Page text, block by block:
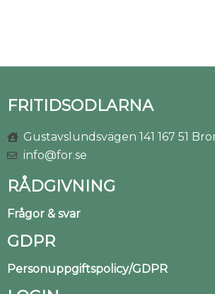
FRITIDSODLARNA
Gustavslundsvägen 141 167 51
info@for.se
RÅDGIVNING
Frågor & svar
GDPR
Personuppgiftspolicy/GDPR